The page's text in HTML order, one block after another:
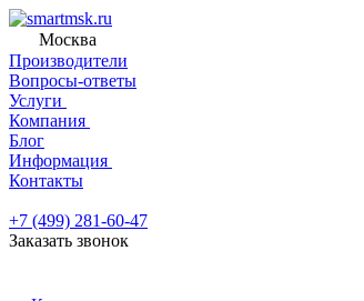
Москва
Производители
Вопросы-ответы
Услуги
Компания
Блог
Информация
Контакты
+7 (499) 281-60-47
Заказать звонок